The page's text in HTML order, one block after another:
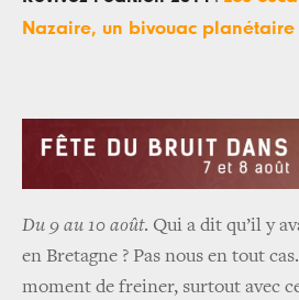
Nazaire, un bivouac planétaire
Du 9 au 10 août. Qui a dit qu’il y
en Bretagne ? Pas nous en tout
moment de freiner, surtout avec